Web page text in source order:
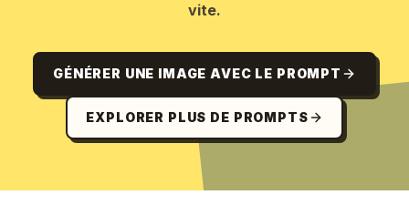
vite.
GÉNÉRER UNE IMAGE AVEC LE PROMPT
EXPLORER PLUS DE PROMPTS